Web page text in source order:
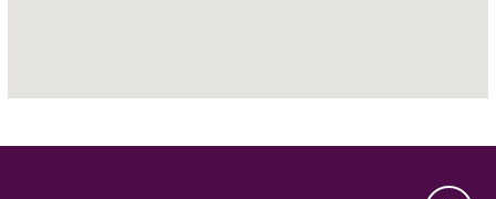
Al Dhafra